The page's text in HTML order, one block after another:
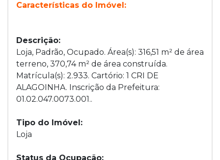
Características do Imóvel:
Descrição:
Loja, Padrão, Ocupado. Área(s): 316,51 m² de área
terreno, 370,74 m² de área construída.
Matrícula(s): 2.933. Cartório: 1 CRI DE
ALAGOINHA. Inscrição da Prefeitura:
01.02.047.0073.001..
Tipo do Imóvel:
Loja
Status da Ocupação: